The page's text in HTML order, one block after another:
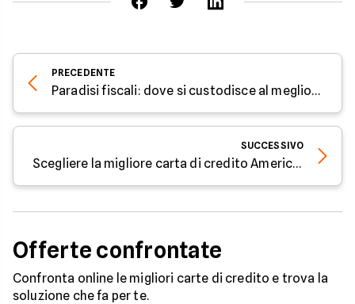
PRECEDENTE
Paradisi fiscali: dove si custodisce al meglio il denaro?
SUCCESSIVO
Scegliere la migliore carta di credito American Express a Marzo 2022
Offerte confrontate
Confronta online le migliori carte di credito e trova la
soluzione che fa per te.